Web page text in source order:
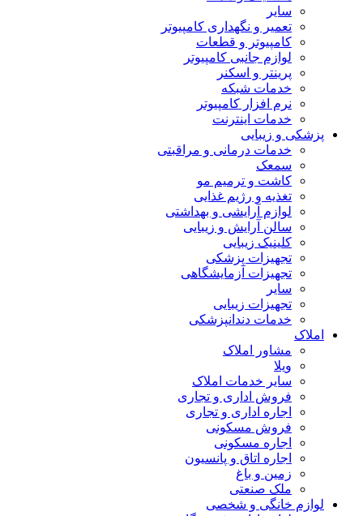
سایر
تعمیر و نگهداری کامپیوتر
کامپیوتر و قطعات
لوازم جانبی کامپیوتر
پرینتر و اسکنر
خدمات شبکه
نرم افزار کامپیوتر
خدمات اینترنت
پزشکی و زیبایی
خدمات درمانی و مراقبتی
سمعک
کاشت و ترمیم مو
تغذیه و رژیم غذایی
لوازم آرایشی و بهداشتی
سالن آرایش و زیبایی
کلینیک زیبایی
تجهیزات پزشکی
تجهیزات آزمایشگاهی
سایر
تجهیزات زیبایی
خدمات دندانپزشکی
املاک
مشاور املاک
ویلا
سایر خدمات املاک
فروش اداری و تجاری
اجاره اداری و تجاری
فروش مسکونی
اجاره مسکونی
اجاره اتاق و پانسیون
زمین و باغ
ملک صنعتی
لوازم خانگی و شخصی